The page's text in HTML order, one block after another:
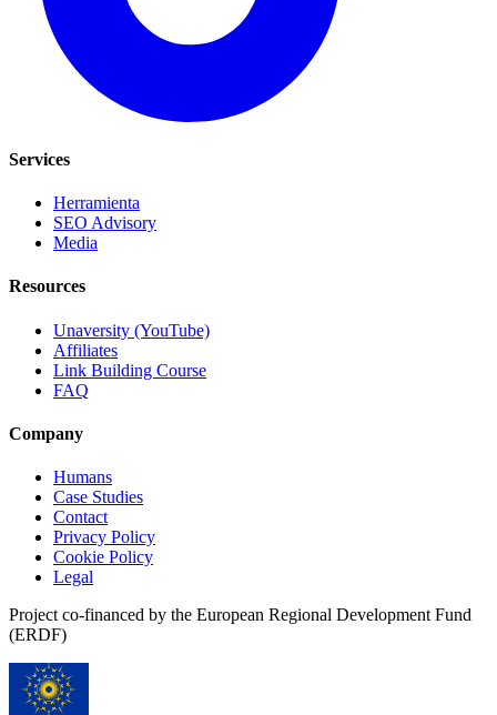
Services
Herramienta
SEO Advisory
Media
Resources
Unaversity (YouTube)
Affiliates
Link Building Course
FAQ
Company
Humans
Case Studies
Contact
Privacy Policy
Cookie Policy
Legal
Project co-financed by the European Regional Development Fund
(ERDF)